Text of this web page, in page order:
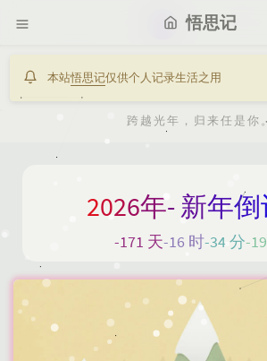
悟思记
本站悟思记仅供个人记录生活之用
跨越光年，归来任是你。
2026年-新年倒
-171 天-16 时-34 分-